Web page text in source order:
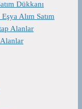
Dükkanı
Alım Satım
Alanlar